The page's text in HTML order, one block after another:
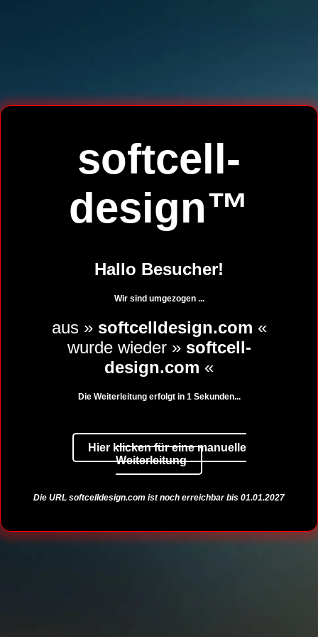
softcell-
design™
Hallo Besucher!
Wir sind umgezogen ...
aus » softcelldesign.com «
wurde wieder » softcell-
design.com «
Die Weiterleitung erfolgt in 1Sekunden...
Hier klicken für eine manuelle
Weiterleitung
Die URL softcelldesign.com ist noch erreichbar bis 01.01.2027